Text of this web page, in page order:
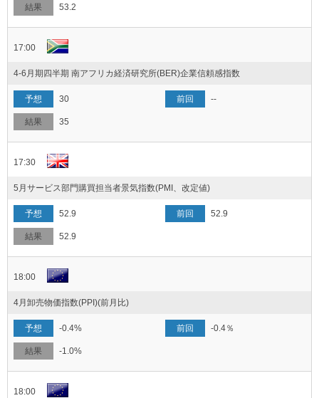
53.2
17:00
4-6月期四半期 南アフリカ経済研究所(BER)企業信頼感指数
30 --
35
17:30
5月サービス部門購買担当者景気指数(PMI、改定値)
52.9 52.9
52.9
18:00
4月卸売物価指数(PPI)(前月比)
-0.4% -0.4％
-1.0%
18:00